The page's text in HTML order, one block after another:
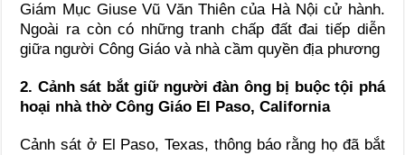
Giám Mục Giuse Vũ Văn Thiên của Hà Nội cử hành.
Ngoài ra còn có những tranh chấp đất đai tiếp diễn
giữa người Công Giáo và nhà cầm quyền địa phương
2. Cảnh sát bắt giữ người đàn ông bị buộc tội phá
hoại nhà thờ Công Giáo El Paso, California
Cảnh sát ở El Paso, Texas, thông báo rằng họ đã bắt